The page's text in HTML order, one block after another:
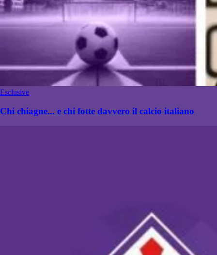
Esclusive
Chi chiagne... e chi fotte davvero il calcio italiano